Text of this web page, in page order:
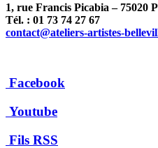
1, rue Francis Picabia – 75020
Tél. : 01 73 74 27 67
contact@ateliers-artistes-
Facebook
Youtube
Fils RSS